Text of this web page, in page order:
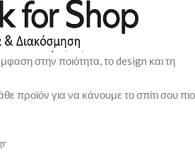
στην ποιότητα, το design και τη
προϊόν για να κάνουμε το σπίτι σου πιο